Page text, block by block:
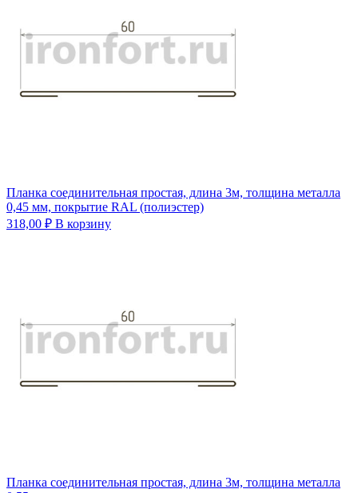
Планка соединительная простая, длина 3м, толщина металла
0,45 мм, покрытие RAL (полиэстер)
318,00 ₽ В корзину
Планка соединительная простая, длина 3м, толщина металла